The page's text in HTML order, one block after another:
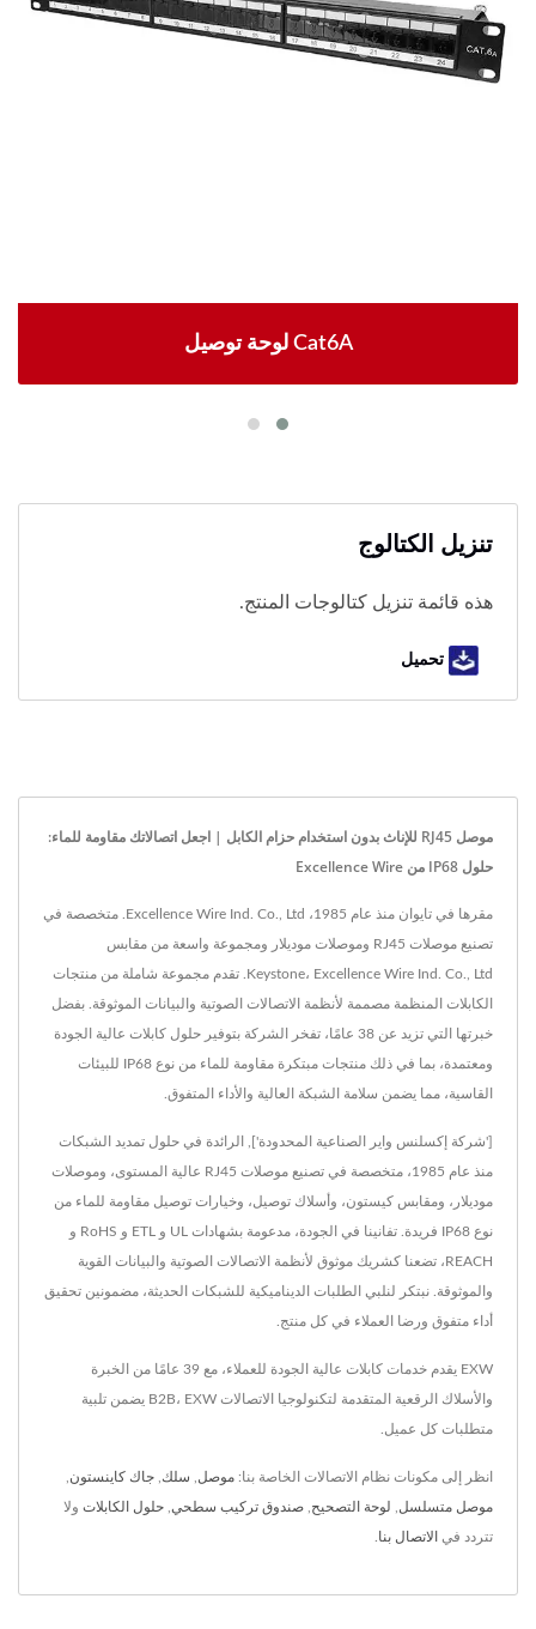
لوحة توصيل Cat6A
تنزيل الكتالوج
هذه قائمة تنزيل كتالوجات المنتج.
تحميل
موصل RJ45 للإناث بدون استخدام حزام الكابل | اجعل اتصالاتك مقاومة للماء:
حلول IP68 من Excellence Wire
مقرها في تايوان منذ عام 1985، Excellence Wire Ind. Co., Ltd. متخصصة في
تصنيع موصلات RJ45 وموصلات موديلار ومجموعة واسعة من مقابس
Keystone، Excellence Wire Ind. Co., Ltd. تقدم مجموعة شاملة من منتجات
الكابلات المنظمة مصممة لأنظمة الاتصالات الصوتية والبيانات الموثوقة. بفضل
خبرتها التي تزيد عن 38 عامًا، تفخر الشركة بتوفير حلول كابلات عالية الجودة
ومعتمدة، بما في ذلك منتجات مبتكرة مقاومة للماء من نوع IP68 للبيئات
القاسية، مما يضمن سلامة الشبكة العالية والأداء المتفوق.
['شركة إكسلنس واير الصناعية المحدودة'], الرائدة في حلول تمديد الشبكات
منذ عام 1985، متخصصة في تصنيع موصلات RJ45 عالية المستوى، وموصلات
موديلار، ومقابس كيستون، وأسلاك توصيل، وخيارات توصيل مقاومة للماء من
نوع IP68 فريدة. تفانينا في الجودة، مدعومة بشهادات UL و ETL و RoHS و
REACH، تضعنا كشريك موثوق لأنظمة الاتصالات الصوتية والبيانات القوية
والموثوقة. نبتكر لنلبي الطلبات الديناميكية للشبكات الحديثة، مضمونين تحقيق
أداء متفوق ورضا العملاء في كل منتج.
EXW يقدم خدمات كابلات عالية الجودة للعملاء، مع 39 عامًا من الخبرة
والأسلاك الرقعية المتقدمة لتكنولوجيا الاتصالات B2B، EXW يضمن تلبية
متطلبات كل عميل.
انظر إلى مكونات نظام الاتصالات الخاصة بنا: موصل, سلك, جاك كاينستون,
موصل متسلسل, لوحة التصحيح, صندوق تركيب سطحي, حلول الكابلات ولا
تتردد في الاتصال بنا.